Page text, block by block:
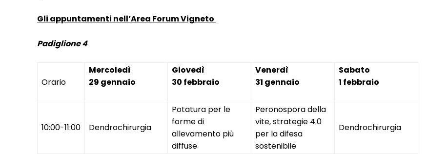
Gli appuntamenti nell’Area Forum Vigneto
Padiglione 4
Orario
Mercoledì
29 gennaio
Giovedì
30 febbraio
Venerdì
31 gennaio
Sabato
1 febbraio
10:00-11:00 Dendrochirurgia
Potatura per le
forme di
allevamento più
diffuse
Peronospora della
vite, strategie 4.0
per la difesa
sostenibile
Dendrochirurgia